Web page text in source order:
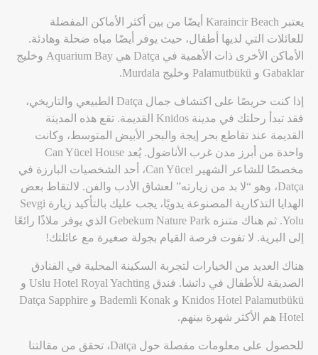
يعتبر Karaincir Beach أيضًا من بين أكثر الأماكن المفضلة
للعائلات التي لديها أطفال، حيث يوفر أيضًا مياه ضحلة وهادئة.
الأماكن الأخرى ذات الأهمية في Datça هي Aquarium Bay وخليج
Gabaklar و Palamutbükü وخليج Murdala.
إذا كنت حريصًا على اكتشاف جمال Datça الطبيعي والتاريخي،
فقد تبدأ رحلتك في مدينة Knidos القديمة. تقع هذه المدينة
القديمة عند تقاطع بحر إيجة والبحر الأبيض المتوسط، وكانت
واحدة من أبرز مدن غرب الأناضول. يُعد Can Yücel House
مخصصًا للشاعر الشهير Can Yücel، أحد الشخصيات البارزة في
Datça، وهو “لا بد من زيارته” لعشاق الأدب والفن. لالتقاط بعض
الهدايا التذكارية المصنوعة يدويًا، يجب عليك بالتأكيد زيارة Sevgi
Yolu. ثم هناك متنزه Gebekum Nature Park الذي يوفر ملاذًا رائعًا
إلى البرية. لا تفوت فرصة القيام بجولة صغيرة مع عائلتك!
هناك العديد من الخيارات لتجربة السكينة المحلية في الفنادق
الصديقة للأطفال في داتشا. فندق Uslu Hotel Royal Yachting و
Knidos Hotel Palamutbükü و Bademli Konak و Datça Sapphire
Hotel هم الأكثر شهرة بينهم.
للحصول على معلومات مفصلة حول Datça، تحقق من مقالتنا